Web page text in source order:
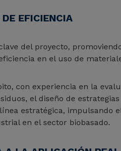
EFICIENCIA
del proyecto,
en el uso de
con experiencia en la
el diseño de
estratégica, impulsando
en el sector biobasado.